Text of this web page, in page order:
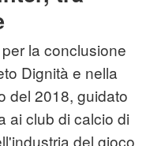
la conclusione
Dignità e nella
del 2018, guidato
ai club di calcio di
del gioco